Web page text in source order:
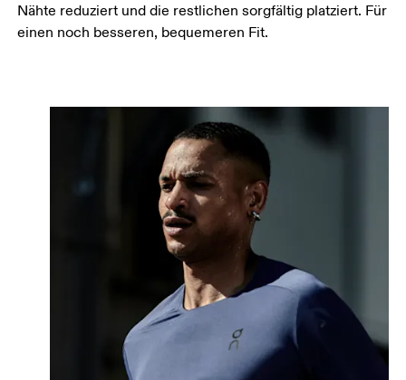
Nähte reduziert und die restlichen sorgfältig platziert. Für
einen noch besseren, bequemeren Fit.